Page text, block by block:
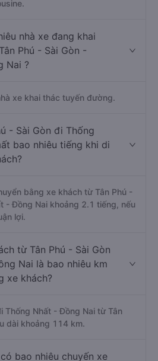
nhà xe đang khai
Phú - Sài Gòn -
Nai ?
xe khai thác tuyến đường.
- Sài Gòn đi Thống
bao nhiêu tiếng khi di
bằng xe khách từ Tân Phú -
- Đồng Nai khoảng 2.1 tiếng, nếu
lợi.
từ Tân Phú - Sài Gòn
Nai là bao nhiêu km
xe khách?
Thống Nhất - Đồng Nai từ Tân
dài khoảng 114 km.
bao nhiêu chuyến xe